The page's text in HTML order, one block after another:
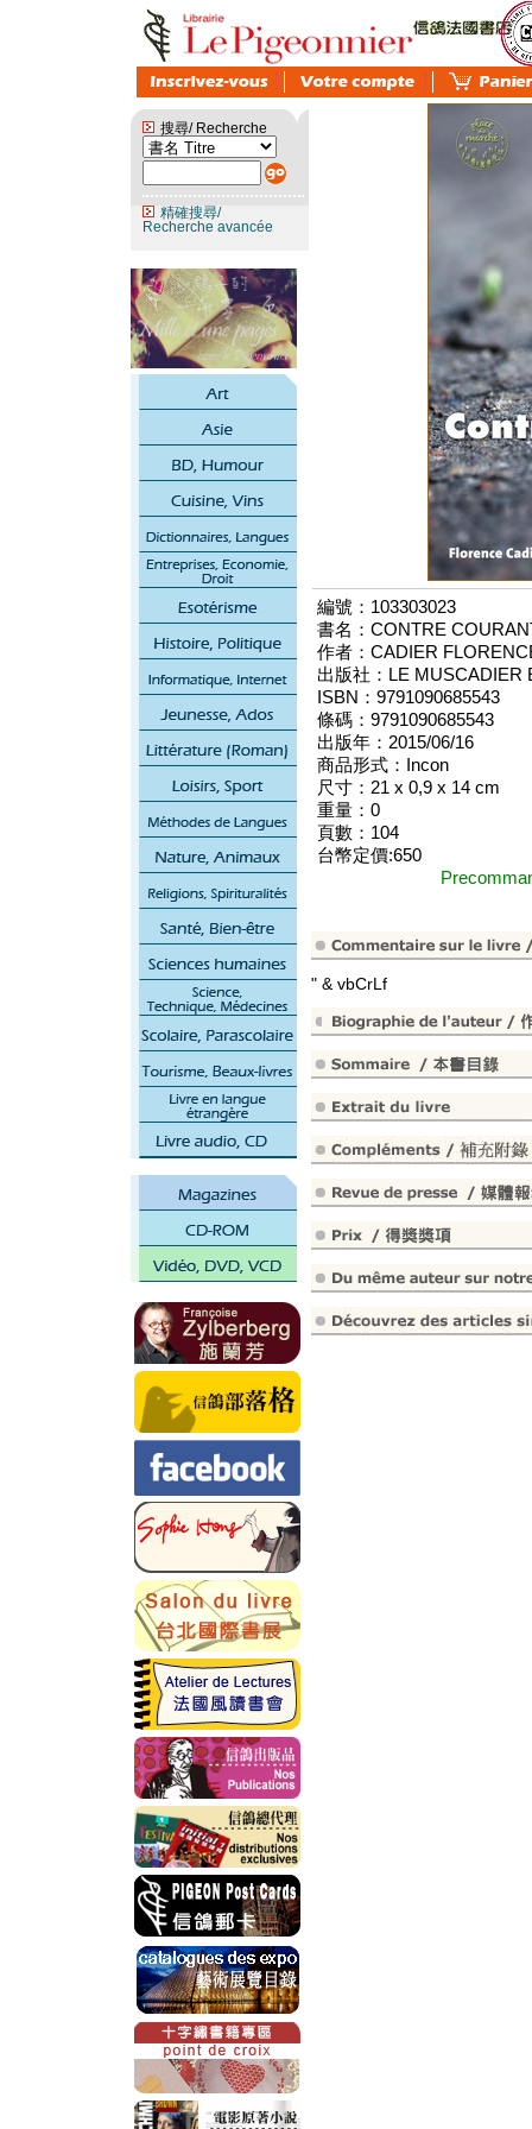
搜尋/ Recherche
精確搜尋/
Recherche avancée
編號：103303023
書名：CONTRE
作者：CADIER
出版社：LE MUSCADIER
ISBN：9791090685543
條碼：9791090685543
出版年：2015/06/16
商品形式：Incon
尺寸：21 x 0,9 x 14 cm
重量：0
頁數：104
台幣定價:650
" & vbCrLf